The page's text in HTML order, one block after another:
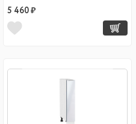
5 460 ₽